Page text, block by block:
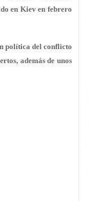
en Kiev en febrero
política del conflicto
además de unos